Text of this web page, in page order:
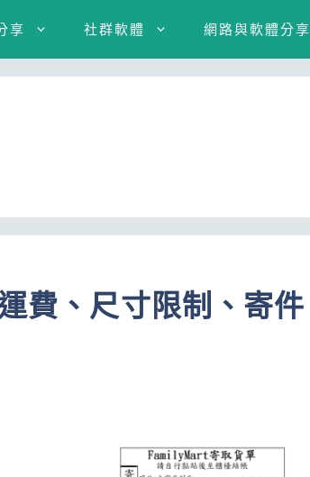
享 社群軟體 網路與軟體分享
費、尺寸限制、寄件